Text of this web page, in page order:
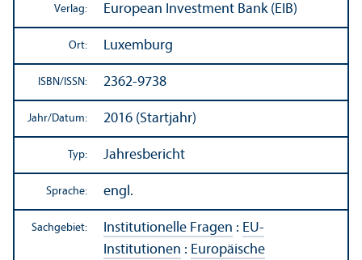
Verlag: European Investment Bank (EIB)
Ort: Luxemburg
ISBN/ ISSN: 2362-9738
Jahr/Datum: 2016 (Startjahr)
Typ: Jahresbericht
Sprache: engl.
Sachgebiet: Institutionelle Fragen : EU-
Institutionen : Europäische